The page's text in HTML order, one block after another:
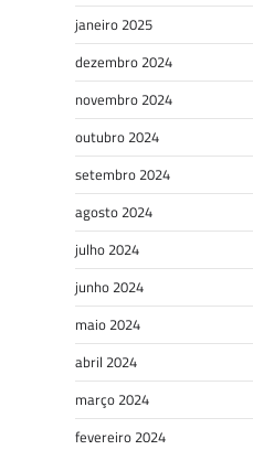
janeiro 2025
dezembro 2024
novembro 2024
outubro 2024
setembro 2024
agosto 2024
julho 2024
junho 2024
maio 2024
abril 2024
março 2024
fevereiro 2024